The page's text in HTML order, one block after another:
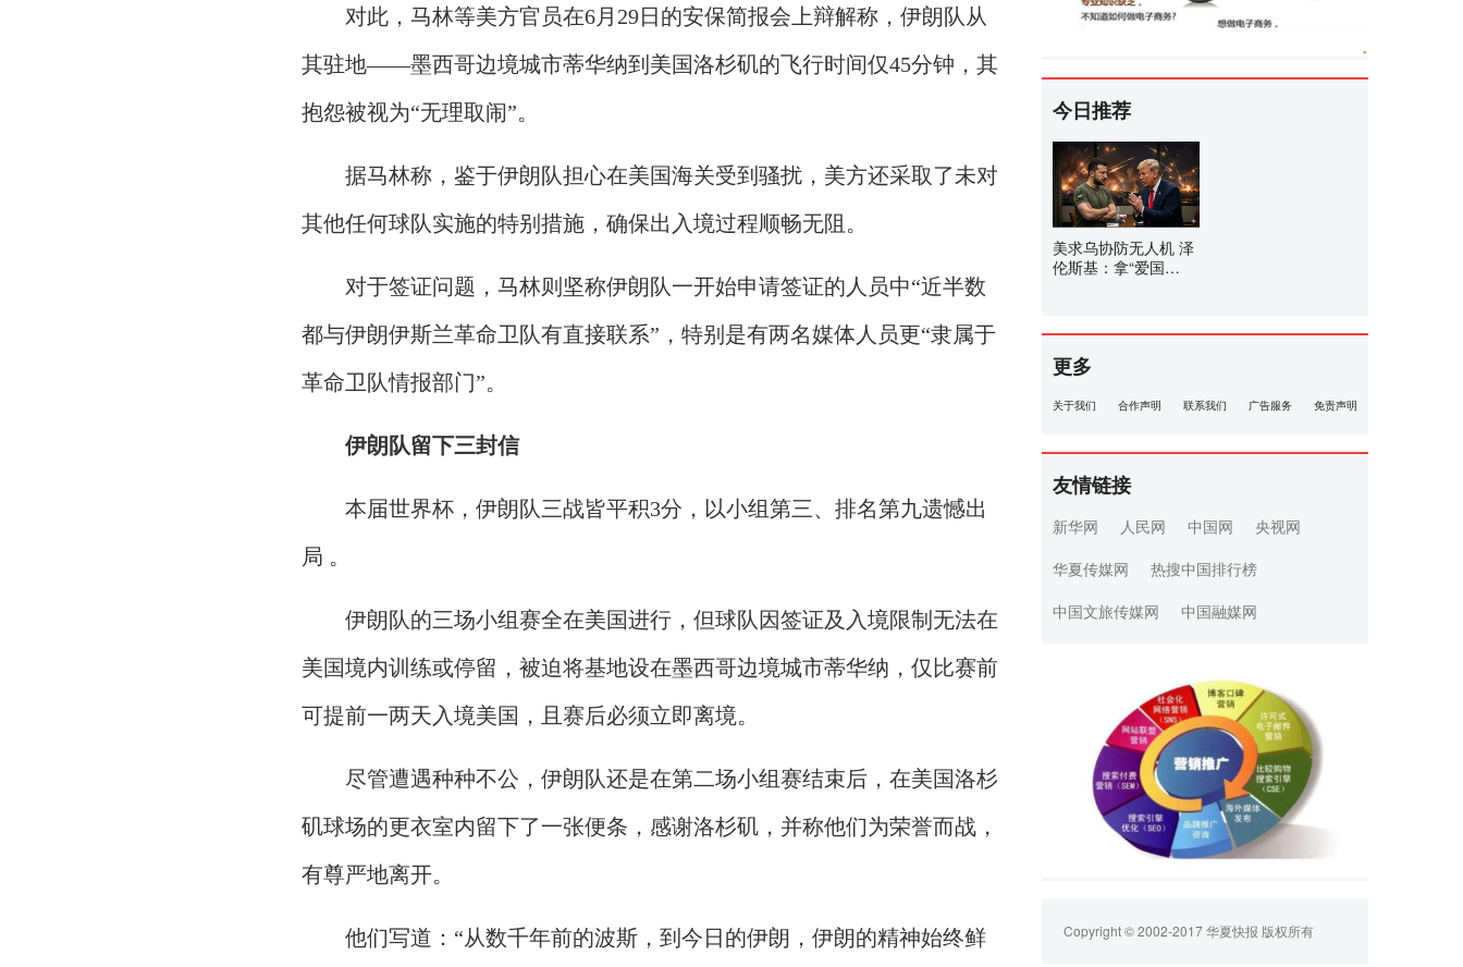
对此，马林等美方官员在6月29日的安保简报会上辩解称，伊朗队从
其驻地——墨西哥边境城市蒂华纳到美国洛杉矶的飞行时间仅45分钟，其
抱怨被视为“无理取闹”。
据马林称，鉴于伊朗队担心在美国海关受到骚扰，美方还采取了未对
其他任何球队实施的特别措施，确保出入境过程顺畅无阻。
对于签证问题，马林则坚称伊朗队一开始申请签证的人员中“近半数
都与伊朗伊斯兰革命卫队有直接联系”，特别是有两名媒体人员更“隶属于
革命卫队情报部门”。
伊朗队留下三封信
本届世界杯，伊朗队三战皆平积3分，以小组第三、排名第九遗憾出
局 。
伊朗队的三场小组赛全在美国进行，但球队因签证及入境限制无法在
美国境内训练或停留，被迫将基地设在墨西哥边境城市蒂华纳，仅比赛前
可提前一两天入境美国，且赛后必须立即离境。
尽管遭遇种种不公，伊朗队还是在第二场小组赛结束后，在美国洛杉
矶球场的更衣室内留下了一张便条，感谢洛杉矶，并称他们为荣誉而战，
有尊严地离开。
他们写道：“从数千年前的波斯，到今日的伊朗，伊朗的精神始终鲜
今日推荐
美求乌协防无人机 泽
伦斯基：拿“爱国
更多
关于我们 合作声明 联系我们 广告服务 免责声明
友情链接
新华网 人民网 中国网
央视网
华夏传媒网
热搜中国排行榜
中国文旅传媒网
中国融媒网
Copyright © 2002-2017 华夏快报 版权所有